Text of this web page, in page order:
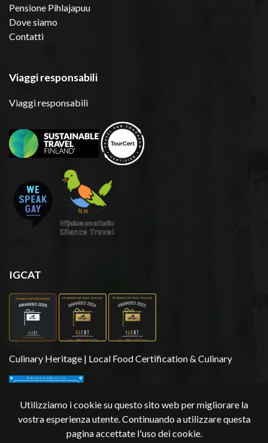
Utilizziamo i cookie su questo sito web per migliorare la
vostra esperienza utente. Continuando a utilizzare questa
pagina accettate l'uso dei cookie.
Pensione Pihlajapuu
Dove siamo
Contatti
Viaggi responsabili
Viaggi responsabili
IGCAT
Culinary Heritage | Local Food Certification & Culinary